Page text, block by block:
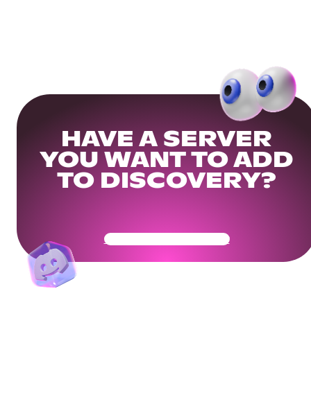
HAVE A SERVER
YOU WANT TO ADD
TO DISCOVERY?
Get Your Community Ready